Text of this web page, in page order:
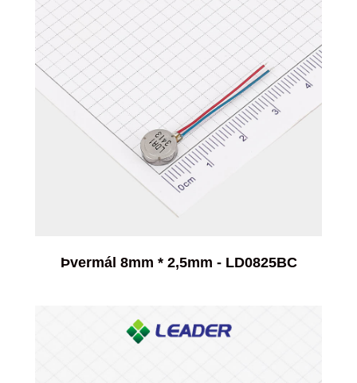
Þvermál 8mm * 2,5mm - LD0825BC